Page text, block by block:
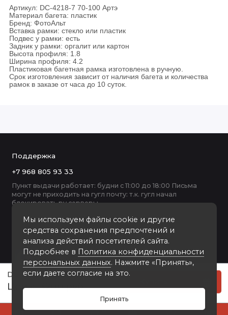
0
DC-4218-7 пластиковая рамка 70-100
3200 руб
Артикул: DC-4218-7 70-100 Артэ
Материал багета: пластик
Бренд: ФотоАльт
Вставка рамки: стекло или пластик
Подвес у рамки: есть
Задник у рамки: оргалит или картон
Высота профиля: 1.8
Ширина профиля: 4.2
Пластиковая багетная рамка изготовлена в ручную.
Срок изготовления зависит от наличия багета и количества
рамок в заказе от часа до 10 суток.
Мы используем файлы cookie и другие
средства сохранения предпочтений и
анализа действий посетителей сайта.
Подробнее в Политика конфиденциальности
персональных данных. Нажмите «Принять»,
если даете согласие на это.
Принять
Поддержка
+7 968 805 93 33
Пункт выдачи работает: будни с 11:00 до 18:00 Письма
могут не приходить на гугл почту: т.к. гугл начал
блокировать ру серверы